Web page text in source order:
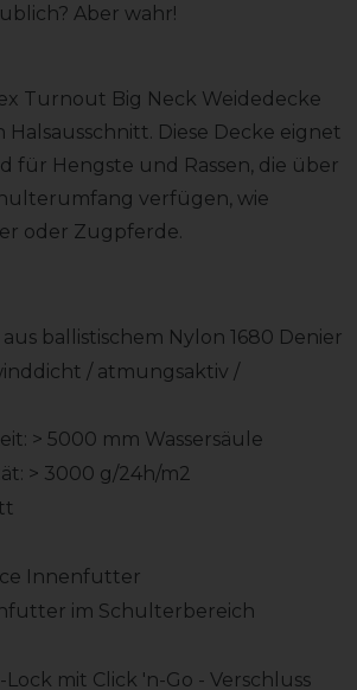
Aber wahr!
Turnout Big Neck Weidedecke
Halsausschnitt. Diese Decke eignet
für Hengste und Rassen, die über
verfügen, wie
oder Zugpferde.
ballistischem Nylon 1680 Denier
/ atmungsaktiv /
> 5000 mm Wassersäule
> 3000 g/24h/m2
Innenfutter
im Schulterbereich
mit Click 'n-Go - Verschluss